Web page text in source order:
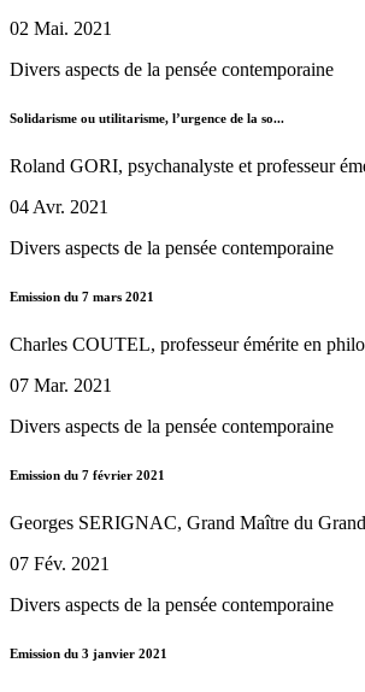
02 Mai. 2021
Divers aspects de la pensée contemporaine
Solidarisme ou utilitarisme, l’urgence de la so...
Roland GORI, psychanalyste et professeur
04 Avr. 2021
Divers aspects de la pensée contemporaine
Emission du 7 mars 2021
Charles COUTEL, professeur émérite en
07 Mar. 2021
Divers aspects de la pensée contemporaine
Emission du 7 février 2021
Georges SERIGNAC, Grand Maître du
07 Fév. 2021
Divers aspects de la pensée contemporaine
Emission du 3 janvier 2021